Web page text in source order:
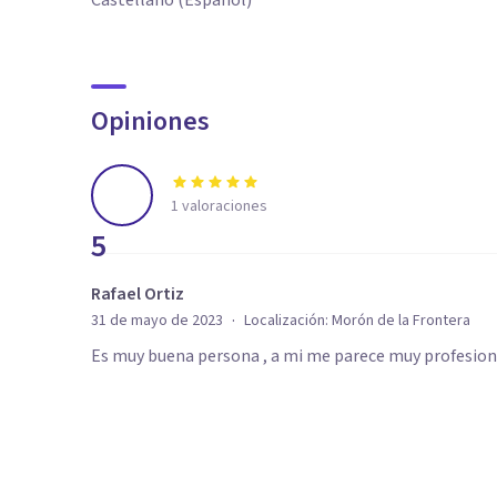
Opiniones
5
1 valoraciones
Rafael Ortiz
31 de mayo de 2023 · Localización: Morón de la Frontera
Es muy buena persona , a mi me parece muy